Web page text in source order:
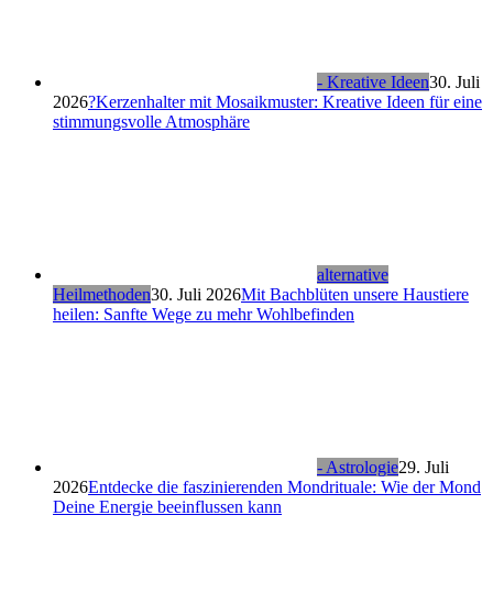
- Kreative Ideen30. Juli
2026?Kerzenhalter mit Mosaikmuster: Kreative Ideen für eine
stimmungsvolle Atmosphäre
alternative
Heilmethoden30. Juli 2026Mit Bachblüten unsere Haustiere
heilen: Sanfte Wege zu mehr Wohlbefinden
- Astrologie29. Juli
2026Entdecke die faszinierenden Mondrituale: Wie der Mond
Deine Energie beeinflussen kann